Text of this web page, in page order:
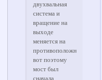
двухвальная
система и
вращение на
выходе
меняется на
противоположное,
вот поэтому
мост был
сначала